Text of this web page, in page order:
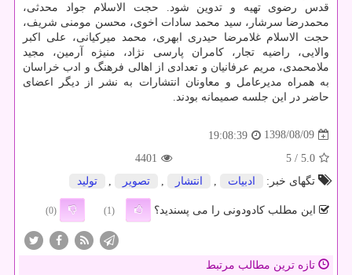
قدس رضوی تهیه و تدوین شود. حجت الاسلام جواد محدثی،
محمدرضا سرشار، سید محمد سادات اخوی، محسن مومنی شریف،
حجت الاسلام غلامرضا حیدری ابهری، محمد میركیانی، علی اكبر
والایی، راضیه تجار، كامران پارسی نژاد، منیژه آرمین، مجید
ملامحمدی، مریم عرفانیان و تعدادی از اهالی فرهنگ و ادب خراسان
به همراه مدیرعامل و معاونان انتشارات به نشر از دیگر اعضای
حاضر در این جلسه صمیمانه بودند.
1398/08/09
19:08:39
5.0
/ 5
4401
تگهای خبر:
ادبیات , انتشار , تصویر , تولید
این مطلب کادودونی را می پسندید؟ (1)
(0)
تازه ترین مطالب مرتبط